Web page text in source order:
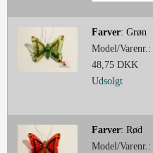
Farver: Grøn
Model/Varenr.:
48,75 DKK
Udsolgt
Farver: Rød
Model/Varenr.: